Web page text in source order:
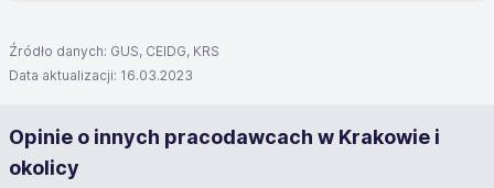
Źródło danych: GUS, CEIDG, KRS
Data aktualizacji: 16.03.2023
Opinie o innych pracodawcach w Krakowie i
okolicy